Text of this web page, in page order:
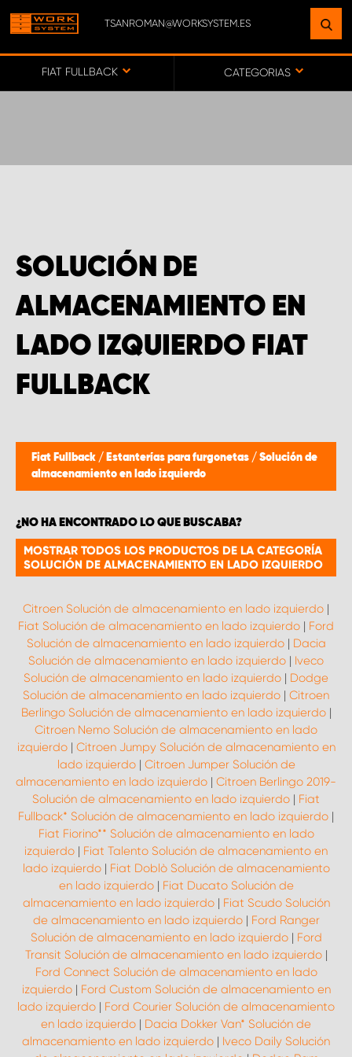
TSANROMAN@WORKSYSTEM.ES
FIAT FULLBACK CATEGORIAS
SOLUCIÓN DE
ALMACENAMIENTO EN
LADO IZQUIERDO FIAT
FULLBACK
Fiat Fullback / Estanterías para furgonetas / Solución de
almacenamiento en lado izquierdo
¿NO HA ENCONTRADO LO QUE BUSCABA?
MOSTRAR TODOS LOS PRODUCTOS DE LA CATEGORÍA
SOLUCIÓN DE ALMACENAMIENTO EN LADO IZQUIERDO
Citroen Solución de almacenamiento en lado izquierdo |
Fiat Solución de almacenamiento en lado izquierdo | Ford
Solución de almacenamiento en lado izquierdo| Dacia
Solución de almacenamiento en lado izquierdo | Iveco
Solución de almacenamiento en lado izquierdo | Dodge
Solución de almacenamiento en lado izquierdo | Citroen
Berlingo Solución de almacenamiento en lado izquierdo|
Citroen Nemo Solución de almacenamiento en lado
izquierdo| Citroen Jumpy Solución de almacenamiento en
lado izquierdo| Citroen Jumper Solución de
almacenamiento en lado izquierdo | Citroen Berlingo 2019-
Solución de almacenamiento en lado izquierdo | Fiat
Fullback* Solución de almacenamiento en lado izquierdo |
Fiat Fiorino** Solución de almacenamiento en lado
izquierdo | Fiat Talento Solución de almacenamiento en
lado izquierdo| Fiat Doblò Solución de almacenamiento
en lado izquierdo| Fiat Ducato Solución de
almacenamiento en lado izquierdo| Fiat Scudo Solución
de almacenamiento en lado izquierdo| Ford Ranger
Solución de almacenamiento en lado izquierdo| Ford
Transit Solución de almacenamiento en lado izquierdo|
Ford Connect Solución de almacenamiento en lado
izquierdo| Ford Custom Solución de almacenamiento en
lado izquierdo | Ford Courier Solución de almacenamiento
en lado izquierdo | Dacia Dokker Van* Solución de
almacenamiento en lado izquierdo | Iveco Daily Solución
ENCUENTRE UNA INSTALACIÓN
CERCA DE USTED